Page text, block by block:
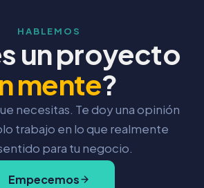
HABLEMOS
un proyecto
mente?
necesitas. Te doy una opinión
trabajo en lo que realmente
para tu negocio.
Empecemos